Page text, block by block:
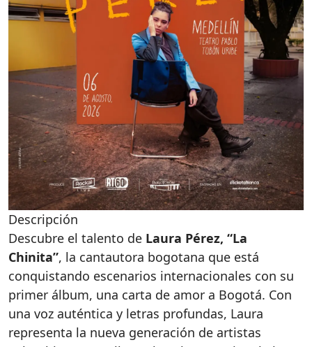
Descripción
Descubre el talento de Laura Pérez, “La
Chinita”, la cantautora bogotana que está
conquistando escenarios internacionales con su
primer álbum, una carta de amor a Bogotá. Con
una voz auténtica y letras profundas, Laura
representa la nueva generación de artistas